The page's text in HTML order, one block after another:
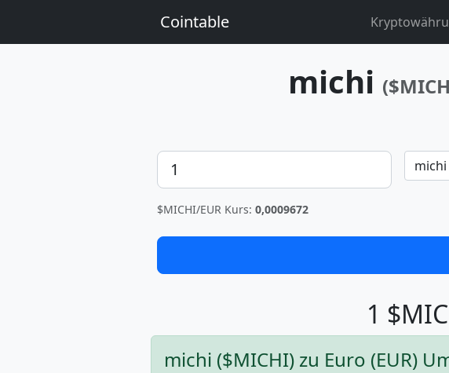
Cointable
michi
Betrag michi
$MICHI/EUR Kurs: 0,0009672
1
michi ($MICHI) zu Euro (EUR)